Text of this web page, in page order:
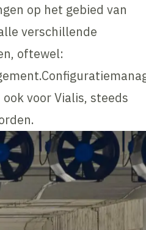
op het gebied van
verschillende
oftewel:
voor Vialis, steeds